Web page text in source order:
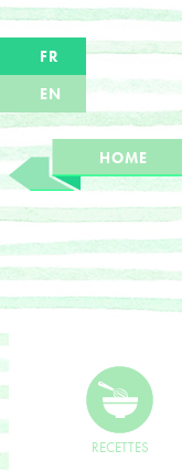
FR
EN
HOME
RECETTES